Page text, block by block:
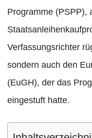
Programme (PSPP),
Verfassungsrichter
sondern auch den
(EuGH), der das
eingestuft hatte.